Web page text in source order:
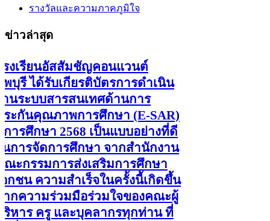
รางวัลและความภาคภูมิใจ
ข่าวล่าสุด
รงเรียนอัสสัมชัญคอนแวนต์
พบุรี ได้รับเกียรติบัตรการดำเนิน
านระบบสารสนเทศด้านการ
ระกันคุณภาพการศึกษา (E-SAR)
การศึกษา 2568 เป็นแบบอย่างที่ดี
นการจัดการศึกษา จากสำนักงาน
ณะกรรมการส่งเสริมการศึกษา
อกชน ความสำเร็จในครั้งนี้เกิดขึ้น
ากความร่วมมือร่วมใจของคณะผู้
ริหาร ครู และบุคลากรทุกท่าน ที่